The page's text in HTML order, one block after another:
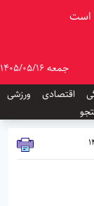
است
جمعه 1405/05/16
اقتصادی
ورزشی